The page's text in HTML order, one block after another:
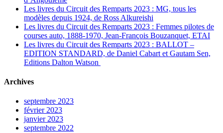
Les livres du Circuit des Remparts 2023 : MG, tous les
modèles depuis 1924, de Ross Alkureishi
Les livres du Circuit des Remparts 2023 : Femmes pilotes de
courses auto, 1888-1970, Jean-François Bouzanquet, ETAI
Les livres du Circuit des Remparts 2023 : BALLOT –
EDITION STANDARD, de Daniel Cabart et Gautam Sen,
Editions Dalton Watson
Archives
septembre 2023
février 2023
janvier 2023
septembre 2022